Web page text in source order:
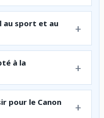
au sport et au
à la
pour le Canon